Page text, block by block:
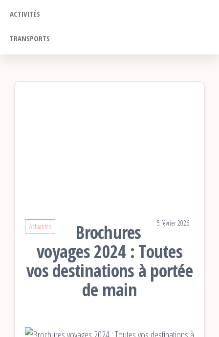
ACTIVITÉS
TRANSPORTS
Actualités 5 février 2026
Brochures
voyages 2024 : Toutes
vos destinations à portée
de main